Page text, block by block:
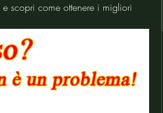
scopri come ottenere i migliori